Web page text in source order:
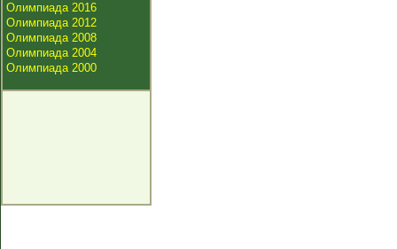
Олимпиада 2016
Олимпиада 2012
Олимпиада 2008
Олимпиада 2004
Олимпиада 2000